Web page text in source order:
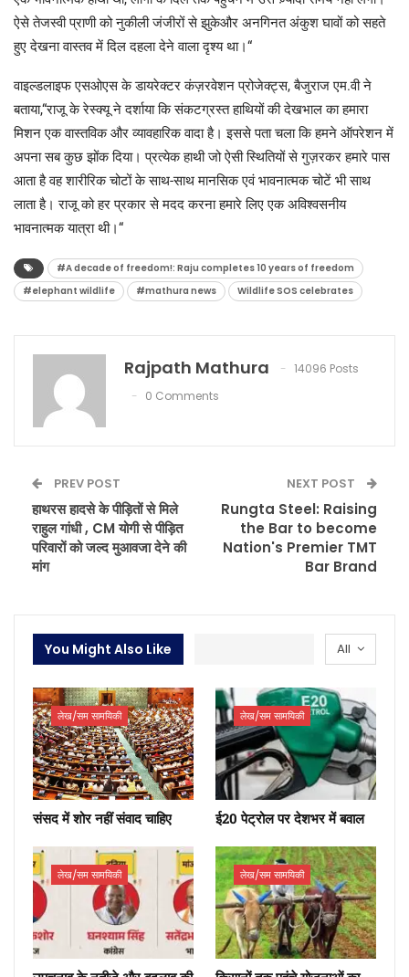
ऐसे तेजस्वी प्राणी को नुकीली जंजीरों से झुकेऔर अनगिनत अंकुश घावों को सहते
हुए देखना वास्तव में दिल दहला देने वाला दृश्य था।“
वाइल्डलाइफ एसओएस के डायरेक्टर कंज़रवेशन प्रोजेक्ट्स, बैजुराज एम.वी ने
बताया,“राजू के रेस्क्यू ने दर्शाया कि संकटग्रस्त हाथियों की देखभाल का हमारा
मिशन एक वास्तविक और व्यावहारिक वादा है। इससे पता चला कि हमने ऑपरेशन में
अपना सब कुछ झोंक दिया। प्रत्येक हाथी जो ऐसी स्थितियों से गुज़रकर हमारे पास
आता है वह शारीरिक चोटों के साथ-साथ मानसिक एवं भावनात्मक चोटें भी साथ
लाता है। राजू को हर प्रकार से मदद करना हमारे लिए एक अविश्वसनीय
भावनात्मक यात्रा थी।“
#A decade of freedom!: Raju completes 10 years of freedom
#elephant wildlife
#mathura news Wildlife SOS celebrates
Rajpath Mathura
14096 Posts
0 Comments
PREV POST
हाथरस हादसे के पीड़ितों से मिले
राहुल गांधी , CM योगी से पीड़ित
पर‍िवारों को जल्‍द मुआवजा देने की
मांग
NEXT POST
Rungta Steel: Raising
the Bar to become
Nation's Premier TMT
Bar Brand
All
You Might Also Like
लेख/सम सामयिकी
संसद में शोर नहीं संवाद चाहिए
लेख/सम सामयिकी
ई20 पेट्रोल पर देशभर में बवाल
लेख/सम सामयिकी लेख/सम सामयिकी